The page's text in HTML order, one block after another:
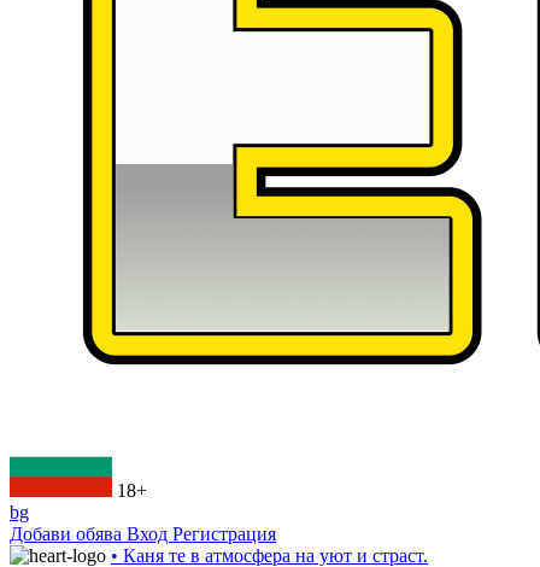
18+
bg
Добави обява Вход Регистрация
• Каня те в атмосфера на уют и страст.